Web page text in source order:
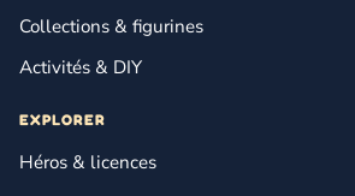
Collections & figurines
Activités & DIY
EXPLORER
Héros & licences